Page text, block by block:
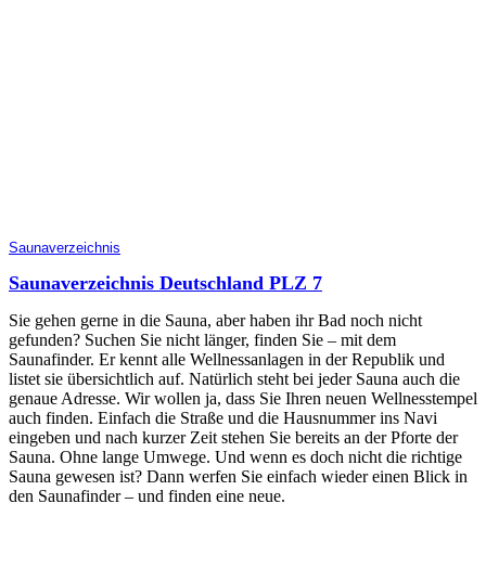
Saunaverzeichnis
Saunaverzeichnis Deutschland PLZ 7
Sie gehen gerne in die Sauna, aber haben ihr Bad noch nicht
gefunden? Suchen Sie nicht länger, finden Sie – mit dem
Saunafinder. Er kennt alle Wellnessanlagen in der Republik und
listet sie übersichtlich auf. Natürlich steht bei jeder Sauna auch die
genaue Adresse. Wir wollen ja, dass Sie Ihren neuen Wellnesstempel
auch finden. Einfach die Straße und die Hausnummer ins Navi
eingeben und nach kurzer Zeit stehen Sie bereits an der Pforte der
Sauna. Ohne lange Umwege. Und wenn es doch nicht die richtige
Sauna gewesen ist? Dann werfen Sie einfach wieder einen Blick in
den Saunafinder – und finden eine neue.